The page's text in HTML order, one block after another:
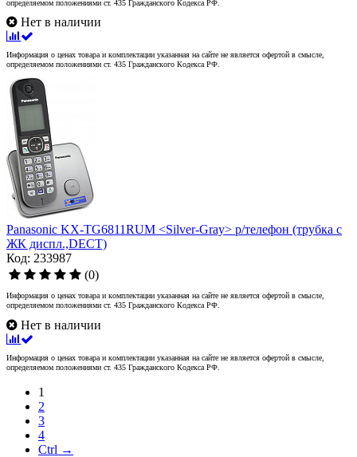
определяемом положениями ст. 435 Гражданского Кодекса РФ.
Нет в наличии
Информация о ценах товара и комплектации указанная на сайте не является офертой в смысле,
определяемом положениями ст. 435 Гражданского Кодекса РФ.
Panasonic KX-TG6811RUM <Silver-Gray> р/телефон (трубка с
ЖК диспл.,DECT)
Код: 233987
(0)
Информация о ценах товара и комплектации указанная на сайте не является офертой в смысле,
определяемом положениями ст. 435 Гражданского Кодекса РФ.
Нет в наличии
Информация о ценах товара и комплектации указанная на сайте не является офертой в смысле,
определяемом положениями ст. 435 Гражданского Кодекса РФ.
1
2
3
4
Ctrl →